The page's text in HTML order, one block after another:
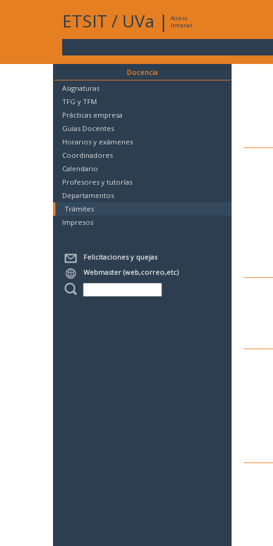
ETSIT / UVa |
Acceso
Intranet
Docencia
Asignaturas
TFG y TFM
Prácticas empresa
Guías Docentes
Horarios y exámenes
Coordinadores
Calendario
Profesores y tutorías
Departamentos
Trámites
Impresos
Felicitaciones y quejas
Webmaster (web,correo,etc)